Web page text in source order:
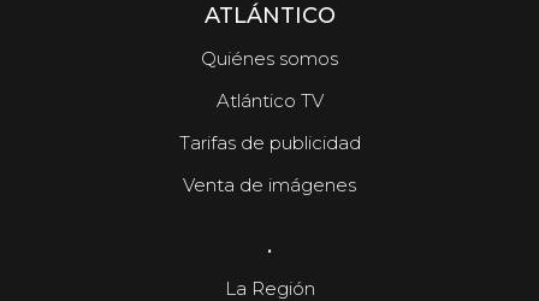
ATLÁNTICO
Quiénes somos
Atlántico TV
Tarifas de publicidad
Venta de imágenes
.
La Región